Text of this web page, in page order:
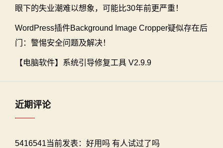
眼下的失业潮难以想象，可能比30年前更严重！
WordPress插件Background Image Cropper疑似存在后
门：警惕安全问题及解决！
【电脑软件】系统引导修复工具 V2.9.9
近期评论
5416541当前发表：好用吗 有人试过了吗